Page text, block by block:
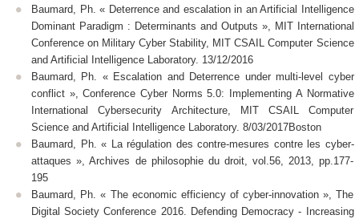
Baumard, Ph. « Deterrence and escalation in an Artificial Intelligence
Dominant Paradigm : Determinants and Outputs », MIT International
Conference on Military Cyber Stability, MIT CSAIL Computer Science
and Artificial Intelligence Laboratory. 13/12/2016
Baumard, Ph. « Escalation and Deterrence under multi-level cyber
conflict », Conference Cyber Norms 5.0: Implementing A Normative
International Cybersecurity Architecture, MIT CSAIL Computer
Science and Artificial Intelligence Laboratory. 8/03/2017Boston
Baumard, Ph. « La régulation des contre-mesures contre les cyber-
attaques », Archives de philosophie du droit, vol.56, 2013, pp.177-
195
Baumard, Ph. « The economic efficiency of cyber-innovation », The
Digital Society Conference 2016. Defending Democracy - Increasing